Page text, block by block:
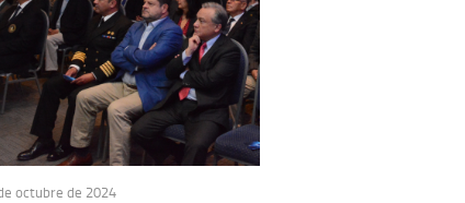
octubre de 2024